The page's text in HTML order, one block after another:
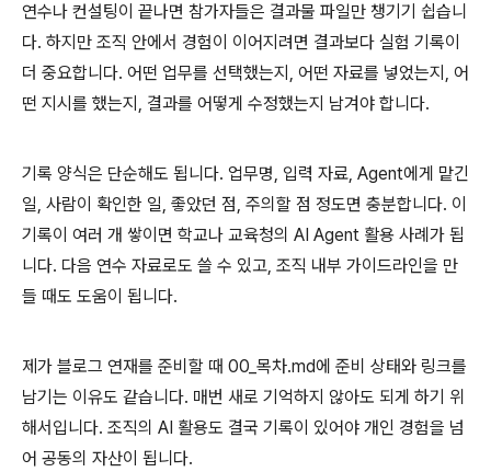
연수나 컨설팅이 끝나면 참가자들은 결과물 파일만 챙기기 쉽습니
다. 하지만 조직 안에서 경험이 이어지려면 결과보다 실험 기록이
더 중요합니다. 어떤 업무를 선택했는지 , 어떤 자료를 넣었는지 , 어
떤 지시를 했는지 , 결과를 어떻게 수정했는지 남겨야 합니다.
기록 양식은 단순해도 됩니다. 업무명, 입력 자료, Agent에게 맡긴
일, 사람이 확인한 일, 좋았던 점, 주의할 점 정도면 충분합니다. 이
기록이 여러 개 쌓이면 학교나 교육청의 AI Agent 활용 사례가 됩
니다. 다음 연수 자료로도 쓸 수 있고, 조직 내부 가이드라인을 만
들 때도 도움이 됩니다.
제가 블로그 연재를 준비할 때 00_ 목차.md에 준비 상태와 링크를
남기는 이유도 같습니다. 매번 새로 기억하지 않아도 되게 하기 위
해서입니다. 조직의 AI 활용도 결국 기록이 있어야 개인 경험을 넘
어 공동의 자산이 됩니다.